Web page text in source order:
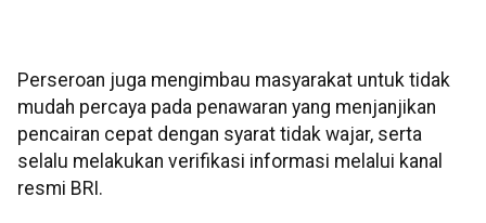
Perseroan juga mengimbau masyarakat untuk tidak
mudah percaya pada penawaran yang menjanjikan
pencairan cepat dengan syarat tidak wajar, serta
selalu melakukan verifikasi informasi melalui kanal
resmi BRI.